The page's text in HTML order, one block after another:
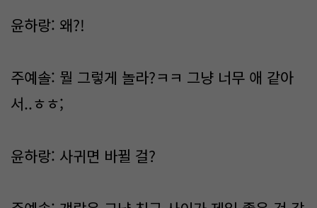
윤하랑: 왜?!
주예솔: 뭘 그렇게 놀라?ㅋㅋ 그냥 너무 애 같아
서..ㅎㅎ;
윤하랑: 사귀면 바뀔 걸?